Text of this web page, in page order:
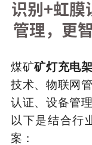
识别+虹膜
管理，更
煤矿矿灯充电架
技术、物联网
认证、设备管
以下是结合行
案：